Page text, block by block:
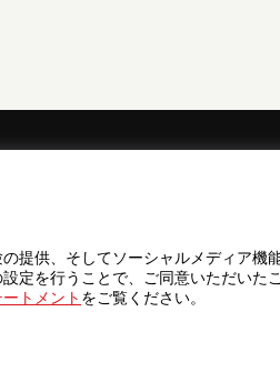
提供、そしてソーシャルメディア機
定を行うことで、ご同意いただいた
トメント をご覧ください。